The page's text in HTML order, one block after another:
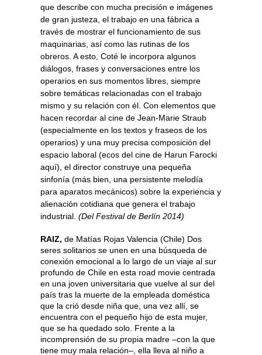
que describe con mucha precisión e imágenes
de gran justeza, el trabajo en una fábrica a
través de mostrar el funcionamiento de sus
maquinarias, así como las rutinas de los
obreros. A esto, Coté le incorpora algunos
diálogos, frases y conversaciones entre los
operarios en sus momentos libres, siempre
sobre temáticas relacionadas con el trabajo
mismo y su relación con él. Con elementos que
hacen recordar al cine de Jean-Marie Straub
(especialmente en los textos y fraseos de los
operarios) y una muy precisa composición del
espacio laboral (ecos del cine de Harun Farocki
aquí), el director construye una pequeña
sinfonía (más bien, una persistente melodía
para aparatos mecánicos) sobre la experiencia y
alienación cotidiana que genera el trabajo
industrial. (Del Festival de Berlín 2014)
RAIZ, de Matías Rojas Valencia (Chile) Dos
seres solitarios se unen en una búsqueda de
conexión emocional a lo largo de un viaje al sur
profundo de Chile en esta road movie centrada
en una joven universitaria que vuelve al sur del
país tras la muerte de la empleada doméstica
que la crió desde niña que, una vez allí, se
encuentra con el pequeño hijo de esta mujer,
que se ha quedado solo. Frente a la
incomprensión de su propia madre –con la que
tiene muy mala relación–, ella lleva al niño a